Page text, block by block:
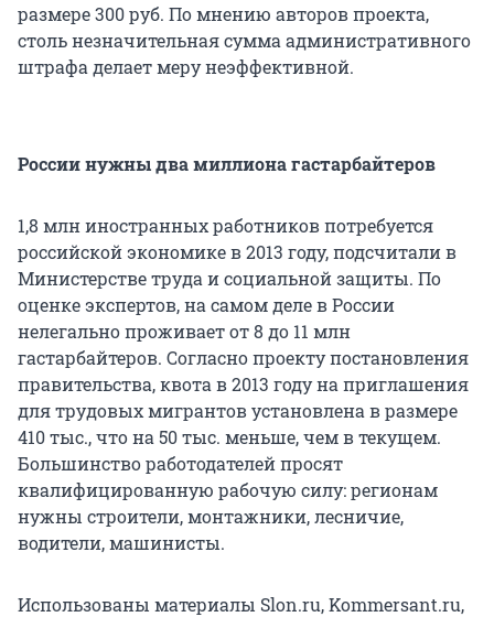
размере 300 руб. По мнению авторов проекта,
столь незначительная сумма административного
штрафа делает меру неэффективной.
России нужны два миллиона гастарбайтеров
1,8 млн иностранных работников потребуется
российской экономике в 2013 году, подсчитали в
Министерстве труда и социальной защиты. По
оценке экспертов, на самом деле в России
нелегально проживает от 8 до 11 млн
гастарбайтеров. Согласно проекту постановления
правительства, квота в 2013 году на приглашения
для трудовых мигрантов установлена в размере
410 тыс., что на 50 тыс. меньше, чем в текущем.
Большинство работодателей просят
квалифицированную рабочую силу: регионам
нужны строители, монтажники, лесничие,
водители, машинисты.
Использованы материалы Slon.ru, Kommersant.ru,